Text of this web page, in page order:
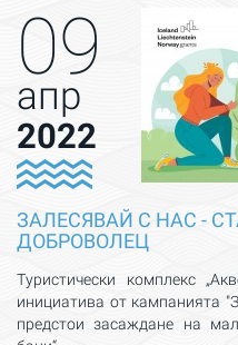
09
апр
2022
ЗАЛЕСЯВАЙ С НАС -
ДОБРОВОЛЕЦ
Туристически комплекс
инициатива от кампанията
предстои засаждане на